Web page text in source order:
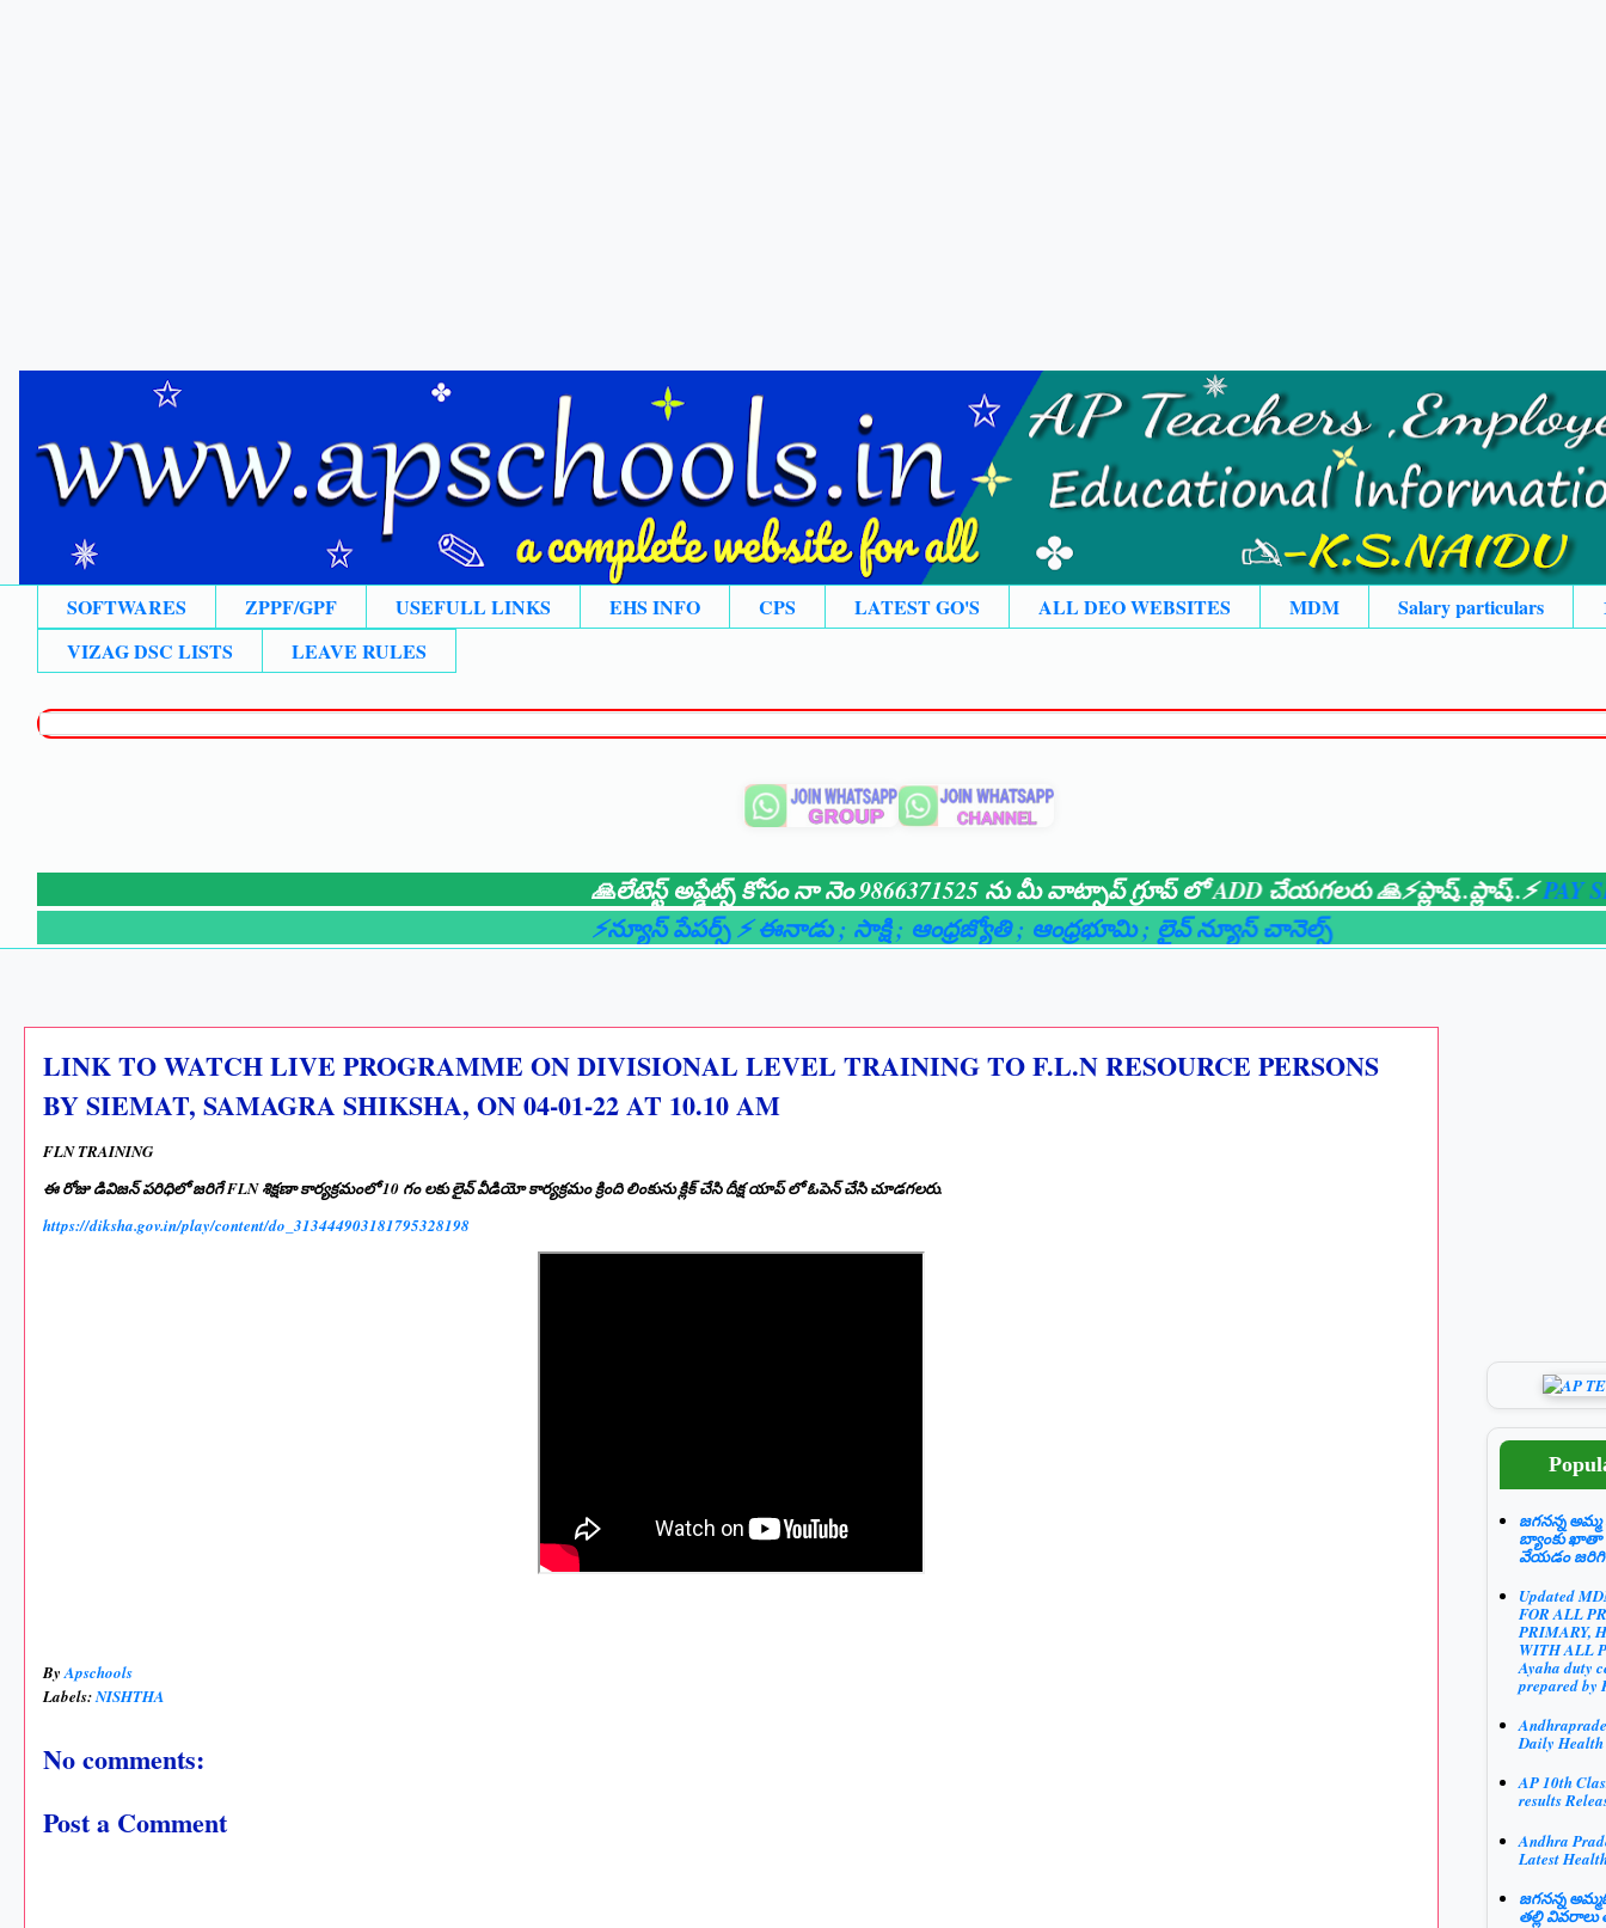
SOFTWARES ZPPF/GPF USEFULL LINKS EHS INFO CPS LATEST GO'S ALL DEO WEBSITES MDM Salary particulars
VIZAG DSC LISTS
LEAVE RULES
🙏లేటెస్ట్ అప్డేట్స్ కోసం నా నెం 9866371525 ను మీ వాట్సాప్ గ్రూప్ లో ADD చేయగలరు 🙏⚡ప్లాష్..ప్లాష్..⚡PAY SLIPS ;
⚡న్యూస్ పేపర్స్ ⚡ ఈనాడు; సాక్షి; ఆంధ్రజ్యోతి; ఆంధ్రభూమి; లైవ్ న్యూస్ చానెల్స్
LINK TO WATCH LIVE PROGRAMME ON DIVISIONAL LEVEL TRAINING TO F.L.N RESOURCE PERSONS
BY SIEMAT, SAMAGRA SHIKSHA, ON 04-01-22 AT 10.10 AM
FLN TRAINING
ఈ రోజు డివిజన్ పరిధిలో జరిగే FLN శిక్షణా కార్యక్రమంలో 10 గం లకు లైవ్ వీడియో కార్యక్రమం క్రింది లింకును క్లిక్ చేసి దీక్ష యాప్ లో ఓపెన్ చేసి చూడగలరు.
https://diksha.gov.in/play/content/do_313444903181795328198
ByApschools
Labels:NISHTHA
No comments:
Post a Comment
జగనన్న
బ్యాంకు ఖాతా
వేయడం
Updated
FOR ALL
PRIMARY,
WITH ALL
Ayaha duty
prepared by
Daily Health
AP 10th
results
Andhra
Latest
జగనన్న
తల్లి వివరాలు